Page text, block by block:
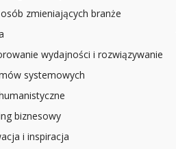
zmieniających branże
wydajności i rozwiązywanie
systemowych
biznesowy
i inspiracja